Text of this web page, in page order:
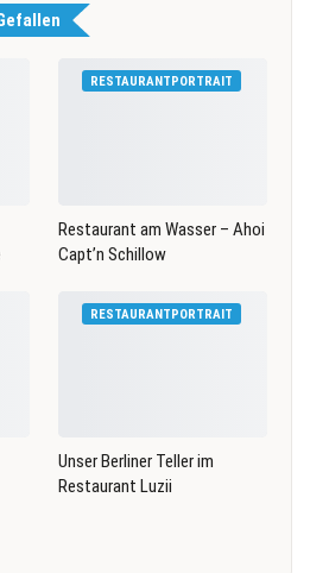
RESTAURANTPORTRAIT
Restaurant am Wasser – Ahoi
Capt’n Schillow
RESTAURANTPORTRAIT
Unser Berliner Teller im
Restaurant Luzii